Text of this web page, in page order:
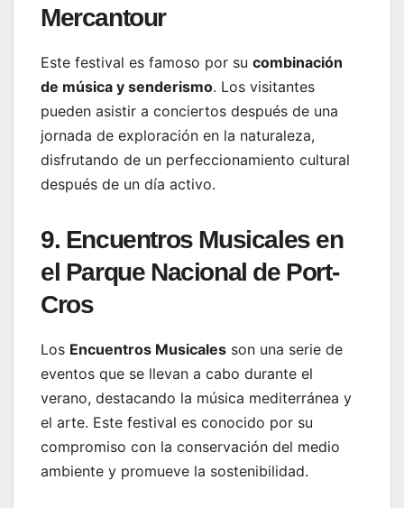
Mercantour
Este festival es famoso por su combinación
de música y senderismo. Los visitantes
pueden asistir a conciertos después de una
jornada de exploración en la naturaleza,
disfrutando de un perfeccionamiento cultural
después de un día activo.
9. Encuentros Musicales en
el Parque Nacional de Port-
Cros
Los Encuentros Musicales son una serie de
eventos que se llevan a cabo durante el
verano, destacando la música mediterránea y
el arte. Este festival es conocido por su
compromiso con la conservación del medio
ambiente y promueve la sostenibilidad.